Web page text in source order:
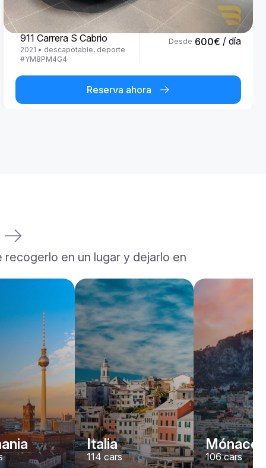
Porsche
911 Carrera S Cabrio
2021 • descapotable, deporte
#YM8PM4G4
Desde 600€ / día
Reserva ahora
descapotable
YJPXZKDA
Desde 2200
Reserva ahora
en un lugar y dejarlo en
Italia
114 cars
Mónaco
106cars